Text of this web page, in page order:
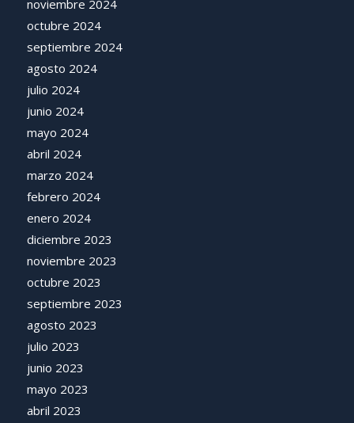
noviembre 2024
octubre 2024
septiembre 2024
agosto 2024
julio 2024
junio 2024
mayo 2024
abril 2024
marzo 2024
febrero 2024
enero 2024
diciembre 2023
noviembre 2023
octubre 2023
septiembre 2023
agosto 2023
julio 2023
junio 2023
mayo 2023
abril 2023